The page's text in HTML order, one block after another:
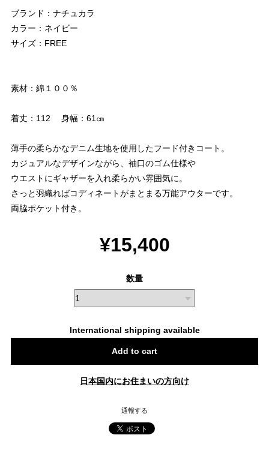
ブランド：ナチュカラ
カラー：ネイビー
サイズ：FREE
素材：綿１００％
着丈：112 身幅：61㎝
薄手の柔らかなデニム生地を使用したフード付きコート。
カジュアルなデザインながら、袖口のゴム仕様や
ウエストにギャザーを入れ柔らかい雰囲気に。
さっと羽織ればコディネートがまとまる万能アウターです。
両脇ポケット付き。
¥15,400
数量
International shipping available
Add to cart
日本国内にお住まいの方向け
通報する